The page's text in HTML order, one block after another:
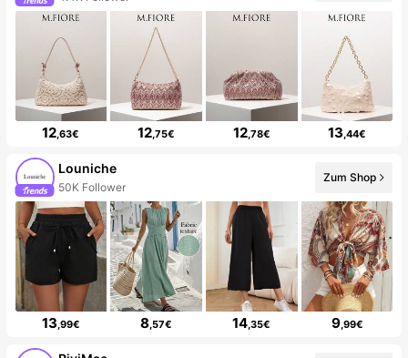
12,63€ 12,75€ 12,78€ 13,44€
Louniche
50K Follower
Zum Shop
13,99€ 8,57€ 14,35€ 9,99€